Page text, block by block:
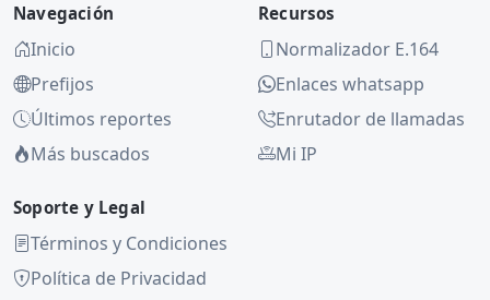
Navegación
Inicio
Prefijos
Últimos reportes
Más buscados
Recursos
Normalizador E.164
Enlaces whatsapp
Enrutador de llamadas
Mi IP
Soporte y Legal
Términos y Condiciones
Política de Privacidad